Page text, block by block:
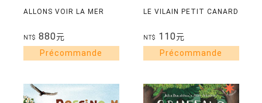
ALLONS VOIR LA MER
NT$ 880元
LE VILAIN PETIT CANARD
NT$ 110元